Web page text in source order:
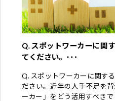
Q. スポットワーカーに関
てください。･･･
Q. スポットワーカーに関す
ださい。近年の人手不足を
ーカー」をどう活用すべき